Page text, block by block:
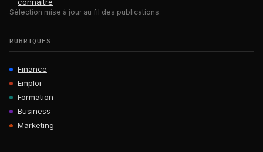
connaître
Sélection mise à jour au fil des publications.
RUBRIQUES
Finance
Emploi
Formation
Business
Marketing